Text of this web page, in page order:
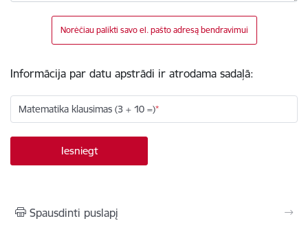
Norėčiau palikti savo el. pašto adresą bendravimui
Informācija par datu apstrādi ir atrodama sadaļā:
Matematika klausimas (3 + 10 =)
Spausdinti puslapį